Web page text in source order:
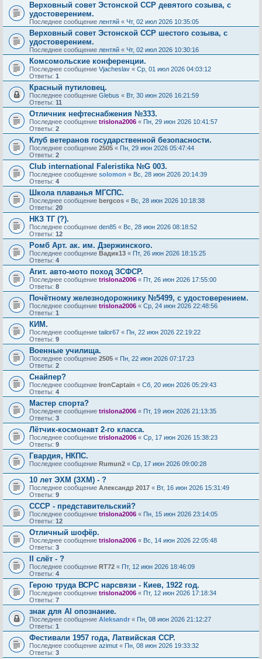
Верховный совет Эстонской ССР девятого созыва, с
удостоверением.
Последнее сообщение лентяй « Чт, 02 июл 2026 10:35:05
Верховный совет Эстонской ССР шестого созыва, с
удостоверением.
Последнее сообщение лентяй « Чт, 02 июл 2026 10:30:16
Комсомольские конференции.
Последнее сообщение Vjacheslav « Ср, 01 июл 2026 04:03:12
Ответы: 1
Красный путиловец.
Последнее сообщение Glebus « Вт, 30 июн 2026 16:21:59
Ответы: 11
Отличник нефтеснабжения №333.
Последнее сообщение trislona2006 « Пн, 29 июн 2026 10:41:57
Ответы: 2
Клуб ветеранов государственной безопасности.
Последнее сообщение 2505 « Пн, 29 июн 2026 05:47:44
Ответы: 2
Club international Faleristika №G 003.
Последнее сообщение solomon « Вс, 28 июн 2026 20:14:39
Ответы: 4
Школа плаванья МГСПС.
Последнее сообщение bergcos « Вс, 28 июн 2026 10:18:38
Ответы: 20
НКЗ ТГ (?).
Последнее сообщение den85 « Вс, 28 июн 2026 08:18:52
Ответы: 12
Ромб Арт. ак. им. Дзержинского.
Последнее сообщение Вадик13 « Пт, 26 июн 2026 18:15:25
Ответы: 4
Агит. авто-мото поход ЗСФСР.
Последнее сообщение trislona2006 « Пт, 26 июн 2026 17:55:00
Ответы: 8
Почётному железнодорожнику №5499, с удостоверением.
Последнее сообщение trislona2006 « Ср, 24 июн 2026 22:48:56
Ответы: 1
КИМ.
Последнее сообщение tailor67 « Пн, 22 июн 2026 22:19:22
Ответы: 9
Военные училища.
Последнее сообщение 2505 « Пн, 22 июн 2026 07:17:23
Ответы: 2
Снайпер?
Последнее сообщение IronCaptain « Сб, 20 июн 2026 05:29:43
Ответы: 4
Мастер спорта?
Последнее сообщение trislona2006 « Пт, 19 июн 2026 21:13:35
Ответы: 3
Лётчик-космонавт 2-го класса.
Последнее сообщение trislona2006 « Ср, 17 июн 2026 15:38:23
Ответы: 9
Гвардия, НКПС.
Последнее сообщение Rumun2 « Ср, 17 июн 2026 09:00:28
10 лет ЭХМ (ЗХМ) - ?
Последнее сообщение Александр 2017 « Вт, 16 июн 2026 15:31:49
Ответы: 9
СССР - представительский?
Последнее сообщение trislona2006 « Пн, 15 июн 2026 23:14:05
Ответы: 12
Отличный шофёр.
Последнее сообщение trislona2006 « Вс, 14 июн 2026 22:05:48
Ответы: 3
II cлёт - ?
Последнее сообщение RT72 « Пт, 12 июн 2026 18:46:09
Ответы: 4
Герою труда ВСРС нарсвязи - Киев, 1922 год.
Последнее сообщение trislona2006 « Пт, 12 июн 2026 17:18:34
Ответы: 7
знак для Al опознание.
Последнее сообщение Aleksandr « Пн, 08 июн 2026 21:12:27
Ответы: 1
Фестивали 1957 года, Латвийская ССР.
Последнее сообщение azimut « Пн, 08 июн 2026 19:33:32
Ответы: 3